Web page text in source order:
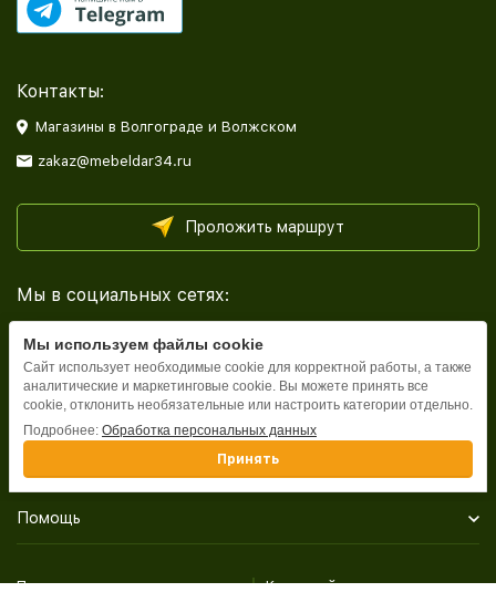
Контакты:
Магазины в Волгограде и Волжском
zakaz@mebeldar34.ru
Проложить маршрут
Мы в социальных сетях:
Каталог
Помощь
Политика персональных данных Карта сайта
Мы используем файлы cookie
Сайт использует необходимые cookie для корректной работы, а также
аналитические и маркетинговые cookie. Вы можете принять все
cookie, отклонить необязательные или настроить категории отдельно.
Подробнее: Обработка персональных данных
Принять